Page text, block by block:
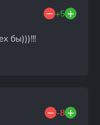
+5
бы)))!!!
-8